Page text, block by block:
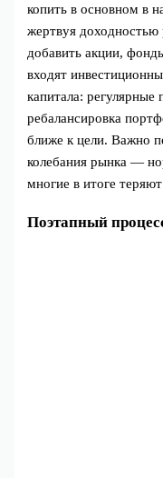
копить в основном в
жертвуя
добавить акции,
входят
капитала:
ребалансировка
ближе к цели. Важно
колебания рынка —
многие в итоге
Поэтапный